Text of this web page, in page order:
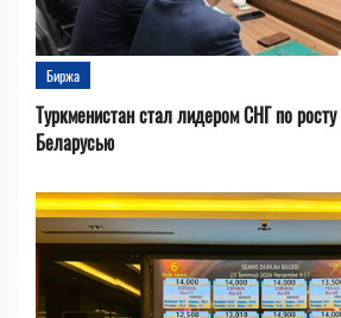
Биржа
Туркменистан стал лидером СНГ по
Беларусью